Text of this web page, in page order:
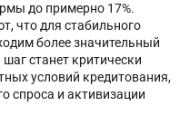
до примерно 17%.
что для стабильного
более значительный
станет критически
условий кредитования,
спроса и активизации